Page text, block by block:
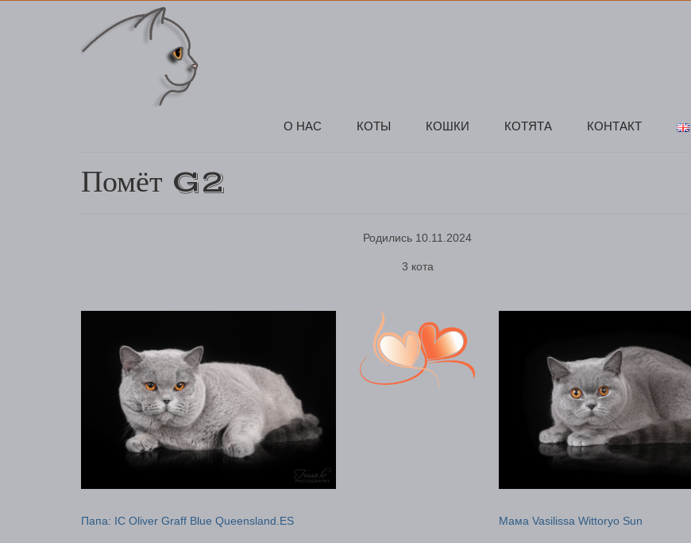
О НАС КОТЫ КОШКИ КОТЯТА КОНТАКТ
Помёт G2
Родились 10.11.2024
3 кота
Папа: IC Oliver Graff Blue Queensland.ES Мама Vasilissa Wittoryo Sun